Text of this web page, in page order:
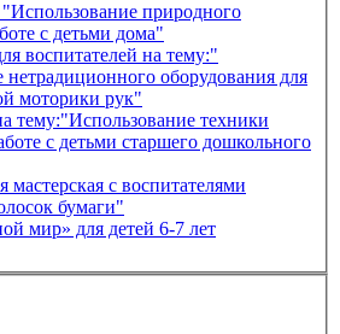
природного
с детьми дома"
воспитателей на тему:"
нетрадиционного оборудования для
моторики рук"
тему:"Использование техники
с детьми старшего дошкольного
мастерская с воспитателями
бумаги"
мир» для детей 6-7 лет